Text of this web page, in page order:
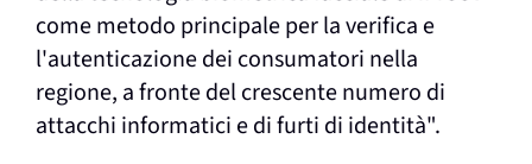
come metodo principale per la verifica e
l'autenticazione dei consumatori nella
regione, a fronte del crescente numero di
attacchi informatici e di furti di identità".